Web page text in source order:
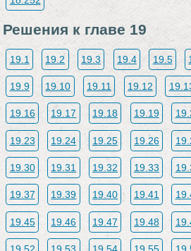
Решения к главе 19
19.1 19.2 19.3 19.4 19.5
19.9 19.10 19.11 19.12
19.16 19.17 19.18 19.19
19.23 19.24 19.25 19.26
19.30 19.31 19.32 19.33
19.37 19.39 19.40 19.41
19.45 19.46 19.47 19.48